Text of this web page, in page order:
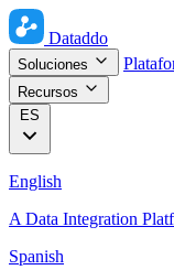
Dataddo
Soluciones
Recursos
ES
English
A Data Integration
Spanish